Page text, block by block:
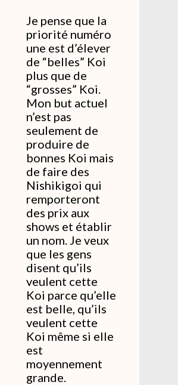
Je pense que la
priorité numéro
une est d’élever
de “belles” Koi
plus que de
“grosses” Koi.
Mon but actuel
n’est pas
seulement de
produire de
bonnes Koi mais
de faire des
Nishikigoi qui
remporteront
des prix aux
shows et établir
un nom. Je veux
que les gens
disent qu’ils
veulent cette
Koi parce qu’elle
est belle, qu’ils
veulent cette
Koi même si elle
est
moyennement
grande.